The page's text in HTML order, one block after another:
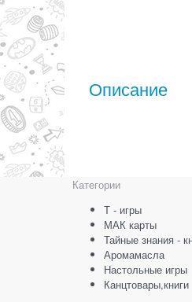
Описание
Категории
Т - игры
МАК карты
Тайные знания -
Аромамасла
Настольные игры
Канцтовары,книги